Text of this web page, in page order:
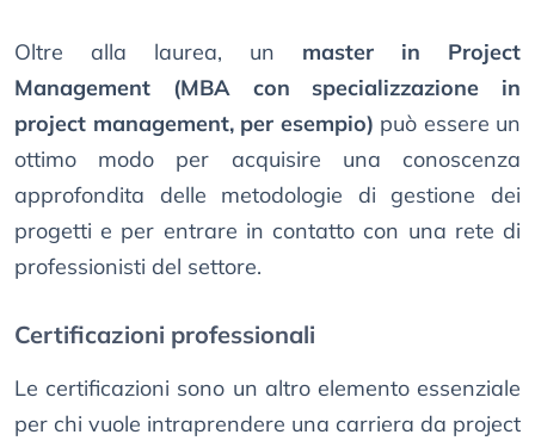
Oltre alla laurea, un master in Project
Management (MBA con specializzazione in
project management, per esempio) può essere un
ottimo modo per acquisire una conoscenza
approfondita delle metodologie di gestione dei
progetti e per entrare in contatto con una rete di
professionisti del settore.
Certificazioni professionali
Le certificazioni sono un altro elemento essenziale
per chi vuole intraprendere una carriera da project